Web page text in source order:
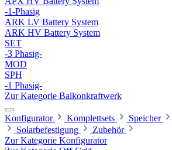
-1-Phasig
ARK LV Battery System
ARK HV Battery System
SET
-3 Phasig-
MOD
SPH
-1 Phasig-
Zur Kategorie Balkonkraftwerk
Konfigurator Komplettsets Speicher
Solarbefestigung
Zubehör
Zur Kategorie Konfigurator